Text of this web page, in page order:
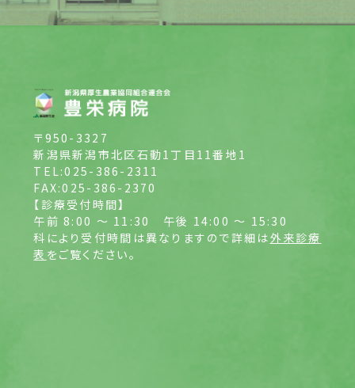
〒950-3327
新潟県新潟市北区石動1丁目11番地1
TEL:025-386-2311
FAX:025-386-2370
【診療受付時間】
午前 8:00 ～ 11:30 午後 14:00 ～ 15:30
科により受付時間は異なりますので詳細は外来診療
表 をご覧ください。